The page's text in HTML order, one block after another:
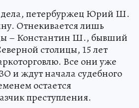
дела, петербуржец Юрий Ш.
Отнекивается лишь
– Константин Ш., бывший
столицы, 15 лет
Все они уже
и ждут начала судебного
остается
преступления.